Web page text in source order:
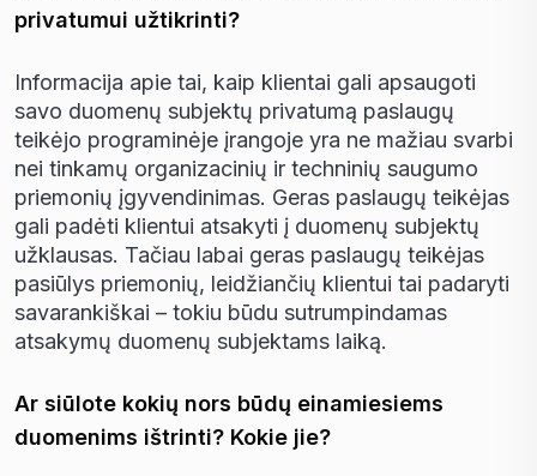
privatumui užtikrinti?
Informacija apie tai, kaip klientai gali apsaugoti
savo duomenų subjektų privatumą paslaugų
teikėjo programinėje įrangoje yra ne mažiau svarbi
nei tinkamų organizacinių ir techninių saugumo
priemonių įgyvendinimas. Geras paslaugų teikėjas
gali padėti klientui atsakyti į duomenų subjektų
užklausas. Tačiau labai geras paslaugų teikėjas
pasiūlys priemonių, leidžiančių klientui tai padaryti
savarankiškai – tokiu būdu sutrumpindamas
atsakymų duomenų subjektams laiką.
Ar siūlote kokių nors būdų einamiesiems
duomenims ištrinti? Kokie jie?